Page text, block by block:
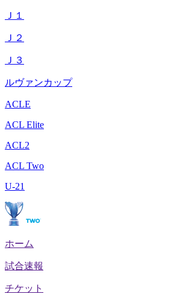
Ｊ１
Ｊ２
Ｊ３
ルヴァンカップ
ACLE
ACL Elite
ACL2
ACL Two
U-21
ホーム
試合速報
チケット